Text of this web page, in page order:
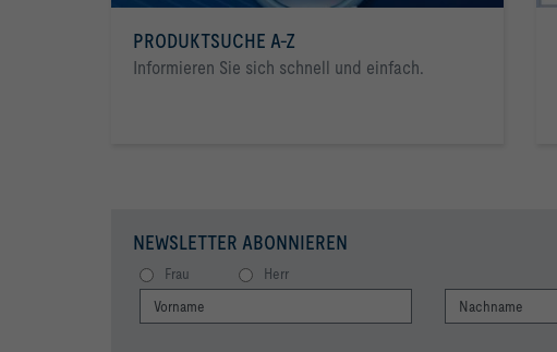
PRODUKTSUCHE A-Z
Informieren Sie sich schnell und einfach.
NEWSLETTER ABONNIEREN
Frau Herr